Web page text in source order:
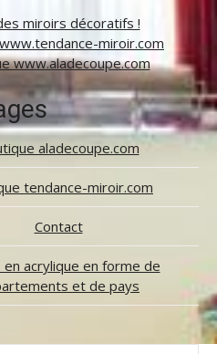
miroirs décoratifs !
miroir.com
www.aladecoupe.com
aladecoupe.com
tendance-miroir.com
Contact
en acrylique en forme de
et de pays